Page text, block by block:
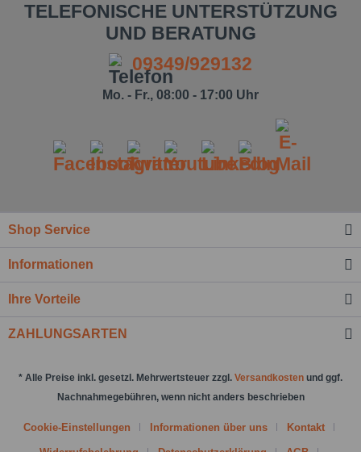
Kenntnis genommen.*
TELEFONISCHE UNTERSTÜTZUNG
UND BERATUNG
09349/929132
Mo. - Fr., 08:00 - 17:00 Uhr
Shop Service
Informationen
Ihre Vorteile
ZAHLUNGSARTEN
* Alle Preise inkl. gesetzl. Mehrwertsteuer zzgl. Versandkosten und ggf.
Nachnahmegebühren, wenn nicht anders beschrieben
Cookie-Einstellungen Informationen über uns Kontakt